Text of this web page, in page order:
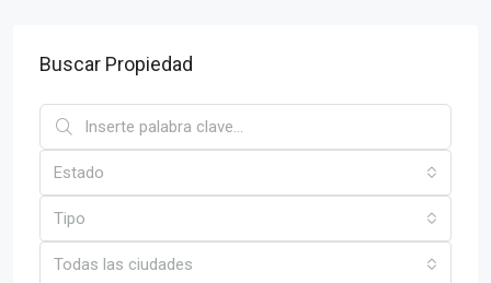
Buscar Propiedad
Estado
Tipo
Todas las ciudades